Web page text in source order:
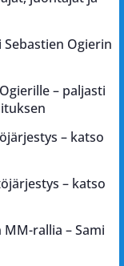
Ogierin
– paljasti
– katso
– katso
rallia – Sami